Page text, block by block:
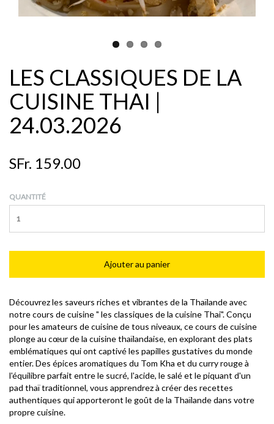
LES CLASSIQUES DE LA
CUISINE THAI |
24.03.2026
SFr. 159.00
QUANTITÉ
Découvrez les saveurs riches et vibrantes de la Thaïlande avec
notre cours de cuisine " les classiques de la cuisine Thai". Conçu
pour les amateurs de cuisine de tous niveaux, ce cours de cuisine
plonge au cœur de la cuisine thaïlandaise, en explorant des plats
emblématiques qui ont captivé les papilles gustatives du monde
entier. Des épices aromatiques du Tom Kha et du curry rouge à
l'équilibre parfait entre le sucré, l'acide, le salé et le piquant d'un
pad thaï traditionnel, vous apprendrez à créer des recettes
authentiques qui apporteront le goût de la Thaïlande dans votre
propre cuisine.